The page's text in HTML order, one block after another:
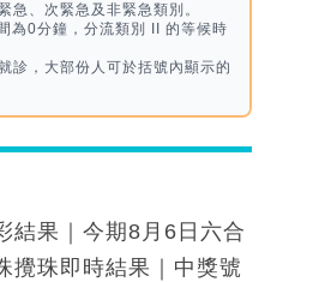
急、次緊急及非緊急類別。
為0分鐘，分流類別 II 的等候時
診，大部份人可於括號內顯示的
結果｜今期8月6日六合
攪珠即時結果｜中獎號